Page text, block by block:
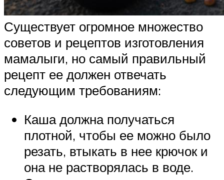
Существует огромное множество
советов и рецептов изготовления
мамалыги, но самый правильный
рецепт ее должен отвечать
следующим требованиям:
Каша должна получаться
плотной, чтобы ее можно было
резать, втыкать в нее крючок и
она не растворялась в воде.